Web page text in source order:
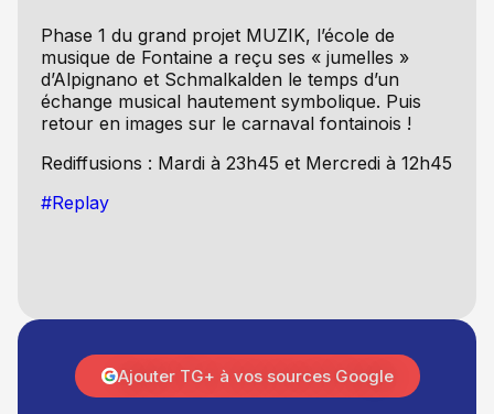
Phase 1 du grand projet MUZIK, l’école de
musique de Fontaine a reçu ses « jumelles »
d’Alpignano et Schmalkalden le temps d’un
échange musical hautement symbolique. Puis
retour en images sur le carnaval fontainois !
Rediffusions : Mardi à 23h45 et Mercredi à 12h45
#Replay
Ajouter TG+ à vos sources Google